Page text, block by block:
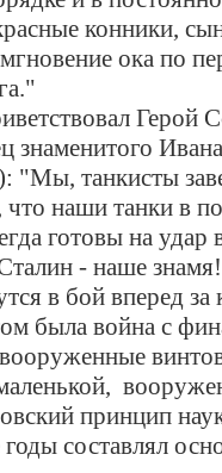
конники,
ока по
Герой
знаменитого
"Мы, танкисты
наши танки в
готовы на удар
- наше
в бой вперед
была война с
принцип
составлял